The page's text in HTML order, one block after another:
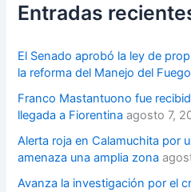
Entradas
El Senado aprobó la ley de
la reforma del Manejo del Fuego
Franco Mastantuono fue
llegada a Fiorentina agosto 7,
Alerta roja en Calamuchita por
amenaza una amplia zona
Avanza la investigación por el